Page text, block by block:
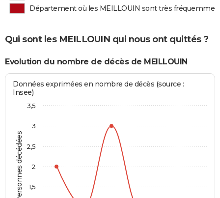
Département où les MEILLOUIN sont très
Qui sont les MEILLOUIN qui nous ont quittés ?
Evolution du nombre de décès de MEILLOUIN
Personnes décédées
Données exprimées en nombre de décès (source :
Insee)
1,5
2
2,5
3
3,5